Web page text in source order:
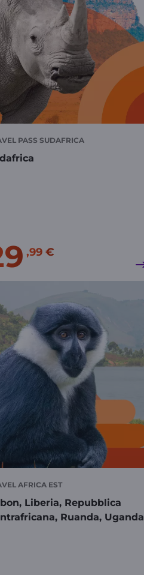
PASS SUDAFRICA
,99 €
AFRICA EST
Liberia, Repubblica
Ruanda, Uganda​​​